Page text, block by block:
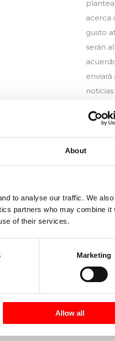
About
to analyse our traffic. We
partners who may combine it
of their services.
Marketing
Allow all
acerca
gusto
serán
interés.
Los